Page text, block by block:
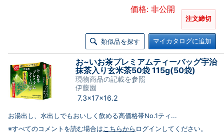
価格: 非公開
注文締切
類似品を探す マイカタログに追加
お~いお茶プレミアムティーバッグ宇治
抹茶入り玄米茶50袋 115g(50袋)
現物商品の記載を参照
伊藤園
7.3×17×16.2
お湯出し、水出しでもおいしく飲める高価格帯No.1ティ...
※すべてのコメントを読む場合はこちらから ログインしてください。